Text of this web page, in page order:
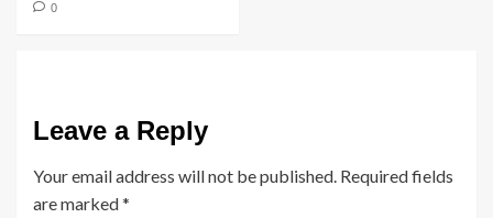
0
Leave a Reply
Your email address will not be published. Required fields
are marked*